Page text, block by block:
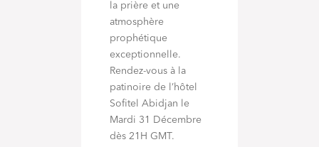
la prière et une
atmosphère
prophétique
exceptionnelle.
Rendez-vous à la
patinoire de l’hôtel
Sofitel Abidjan le
Mardi 31 Décembre
dès 21H GMT.